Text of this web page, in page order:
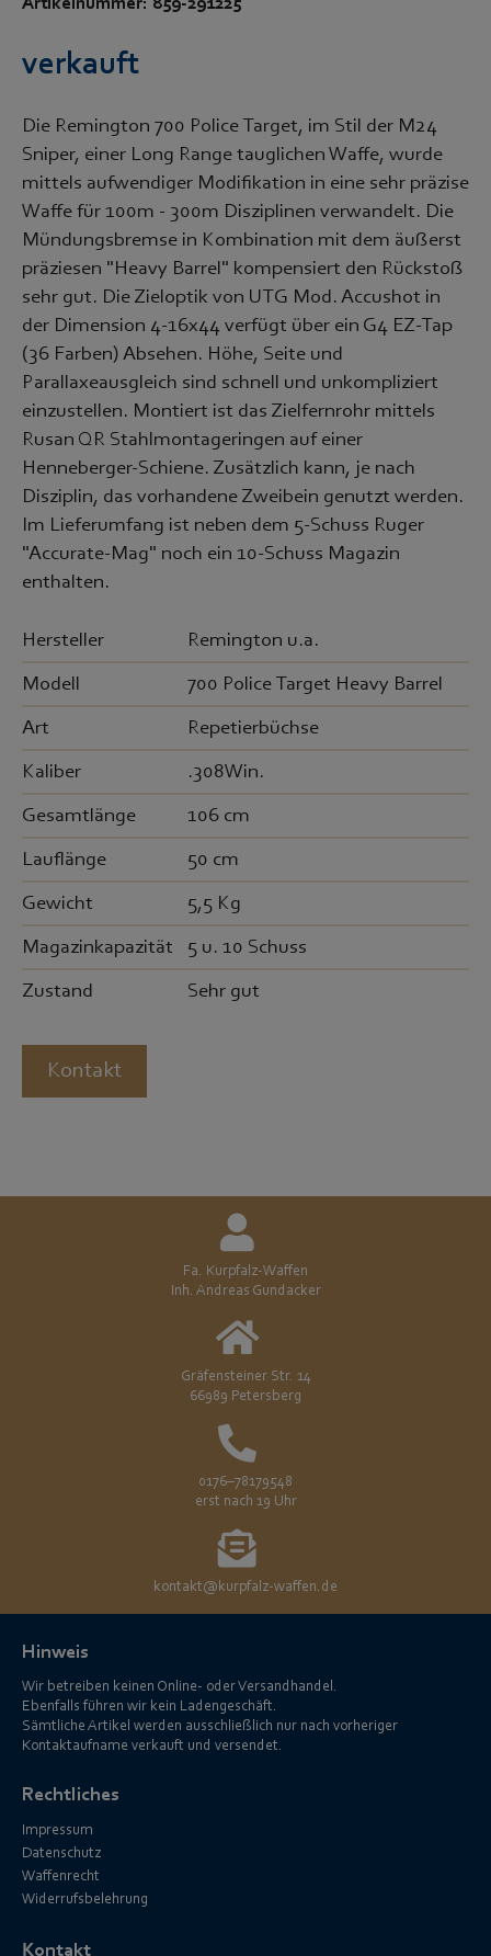
Artikelnummer: 859-291225
verkauft
Die Remington 700 Police Target, im Stil der M24
Sniper, einer Long Range tauglichen Waffe, wurde
mittels aufwendiger Modifikation in eine sehr präzise
Waffe für 100m - 300m Disziplinen verwandelt. Die
Mündungsbremse in Kombination mit dem äußerst
präziesen "Heavy Barrel" kompensiert den Rückstoß
sehr gut. Die Zieloptik von UTG Mod. Accushot in
der Dimension 4-16x44 verfügt über ein G4 EZ-Tap
(36 Farben) Absehen. Höhe, Seite und
Parallaxeausgleich sind schnell und unkompliziert
einzustellen. Montiert ist das Zielfernrohr mittels
Rusan QR Stahlmontageringen auf einer
Henneberger-Schiene. Zusätzlich kann, je nach
Disziplin, das vorhandene Zweibein genutzt werden.
Im Lieferumfang ist neben dem 5-Schuss Ruger
"Accurate-Mag" noch ein 10-Schuss Magazin
enthalten.
Hersteller Remington u.a.
Modell 700 Police Target Heavy Barrel
Art Repetierbüchse
Kaliber .308Win.
Gesamtlänge 106 cm
Lauflänge 50 cm
Gewicht 5,5 Kg
Magazinkapazität 5 u. 10 Schuss
Zustand Sehr gut
Kontakt
Fa. Kurpfalz-Waffen
Inh. Andreas Gundacker
Gräfensteiner Str. 14
66989 Petersberg
0176–78179548
erst nach 19 Uhr
kontakt@kurpfalz-waffen.de
Hinweis
Wir betreiben keinen Online- oder Versandhandel.
Ebenfalls führen wir kein Ladengeschäft.
Sämtliche Artikel werden ausschließlich nur nach vorheriger
Kontaktaufname verkauft und versendet.
Rechtliches
Impressum
Datenschutz
Waffenrecht
Widerrufsbelehrung
Kontakt